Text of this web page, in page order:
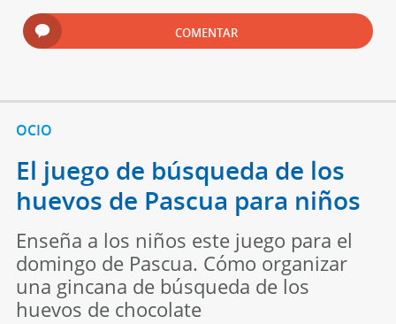
COMENTAR
OCIO
El juego de búsqueda de los
huevos de Pascua para niños
Enseña a los niños este juego para el
domingo de Pascua. Cómo organizar
una gincana de búsqueda de los
huevos de chocolate